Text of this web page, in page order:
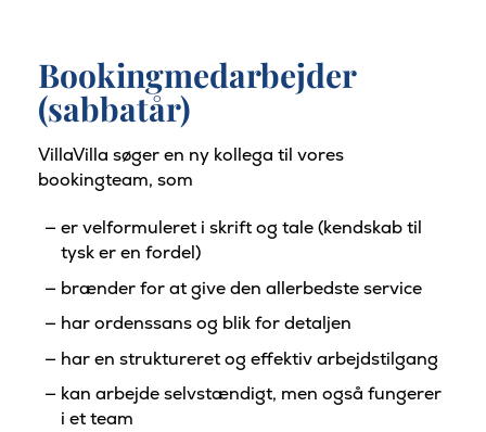
Bookingmedarbejder
(sabbatår)
VillaVilla søger en ny kollega til vores
bookingteam, som
er velformuleret i skrift og tale (kendskab til
tysk er en fordel)
brænder for at give den allerbedste service
har ordenssans og blik for detaljen
har en struktureret og effektiv arbejdstilgang
kan arbejde selvstændigt, men også fungerer
i et team